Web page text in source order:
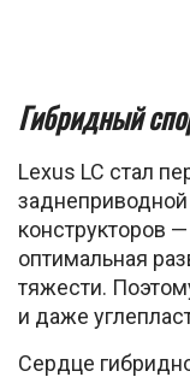
Гибридный
Lexus LC стал
конструкторов
оптимальная
тяжести.
и даже
Сердце